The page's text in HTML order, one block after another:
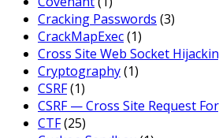
Cracking Passwords (3)
CrackMapExec(1)
Cross Site Web Socket
Cryptography(1)
CSRF(1)
CSRF — Cross Site Request
CTF(25)